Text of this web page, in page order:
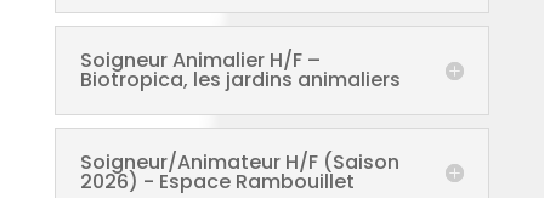
Soigneur Animalier H/F –
Biotropica, les jardins animaliers
Soigneur/Animateur H/F (Saison
2026) - Espace Rambouillet